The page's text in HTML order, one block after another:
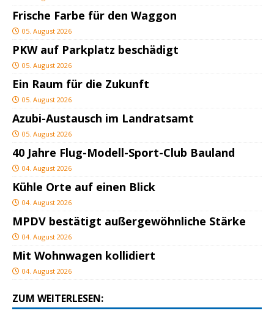
Frische Farbe für den Waggon
05. August 2026
PKW auf Parkplatz beschädigt
05. August 2026
Ein Raum für die Zukunft
05. August 2026
Azubi-Austausch im Landratsamt
05. August 2026
40 Jahre Flug-Modell-Sport-Club Bauland
04. August 2026
Kühle Orte auf einen Blick
04. August 2026
MPDV bestätigt außergewöhnliche Stärke
04. August 2026
Mit Wohnwagen kollidiert
04. August 2026
ZUM WEITERLESEN: